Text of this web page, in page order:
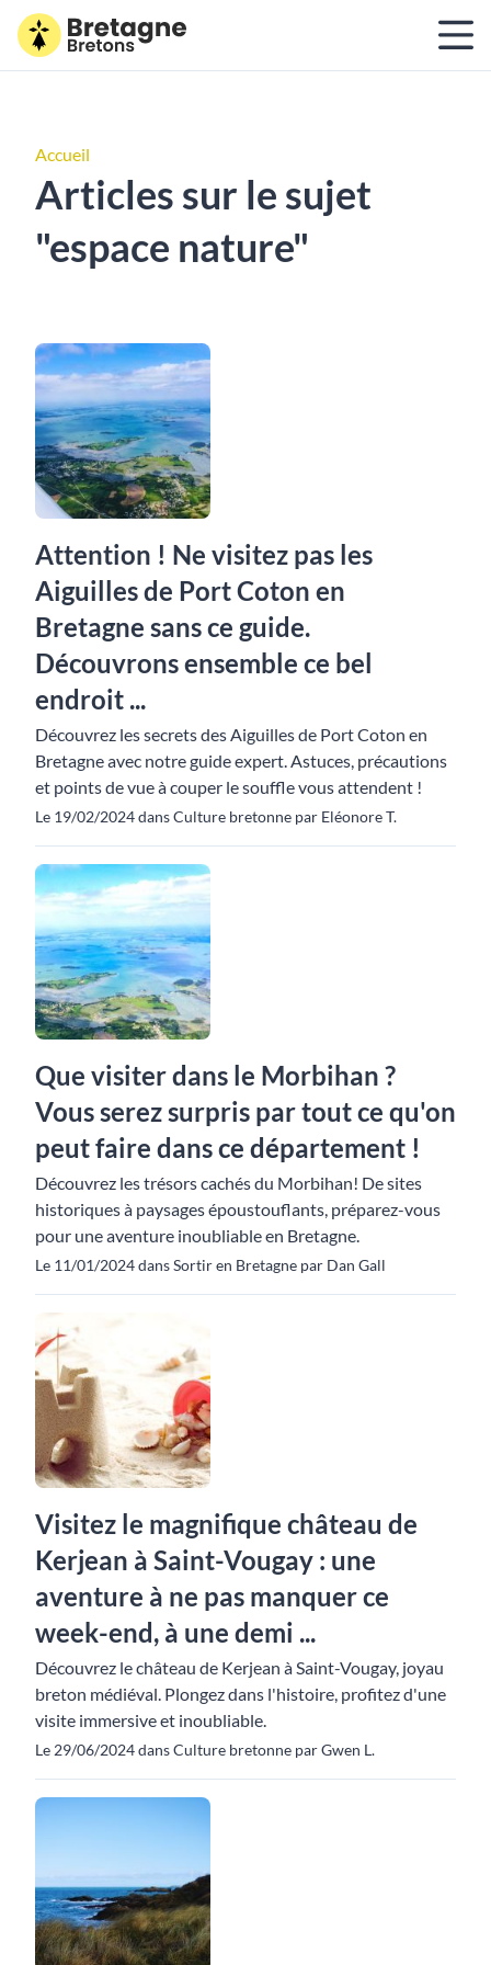
Accueil
Articles sur le sujet
"espace nature"
Attention ! Ne visitez pas les
Aiguilles de Port Coton en
Bretagne sans ce guide.
Découvrons ensemble ce bel
endroit ...
Découvrez les secrets des Aiguilles de Port Coton en
Bretagne avec notre guide expert. Astuces, précautions
et points de vue à couper le souffle vous attendent !
Le 19/02/2024 dans Culture bretonne par Eléonore T.
Que visiter dans le Morbihan ?
Vous serez surpris par tout ce qu'on
peut faire dans ce département !
Découvrez les trésors cachés du Morbihan! De sites
historiques à paysages époustouflants, préparez-vous
pour une aventure inoubliable en Bretagne.
Le 11/01/2024 dans Sortir en Bretagne par Dan Gall
Visitez le magnifique château de
Kerjean à Saint-Vougay : une
aventure à ne pas manquer ce
week-end, à une demi ...
Découvrez le château de Kerjean à Saint-Vougay, joyau
breton médiéval. Plongez dans l'histoire, profitez d'une
visite immersive et inoubliable.
Le 29/06/2024 dans Culture bretonne par Gwen L.